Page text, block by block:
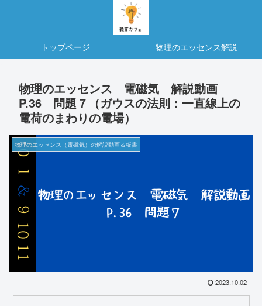
トップページ 物理のエッセンス解説
物理のエッセンス 電磁気 解説動画
P.36 問題７（ガウスの法則：一直線上の
電荷のまわりの電場）
物理のエッセンス（電磁気）の解説動画＆板書
2023.10.02